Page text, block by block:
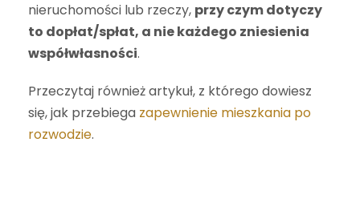
nieruchomości lub rzeczy, przy czym dotyczy
to dopłat/spłat, a nie każdego zniesienia
współwłasności.
Przeczytaj również artykuł, z którego dowiesz
się, jak przebiega zapewnienie mieszkania po
rozwodzie.